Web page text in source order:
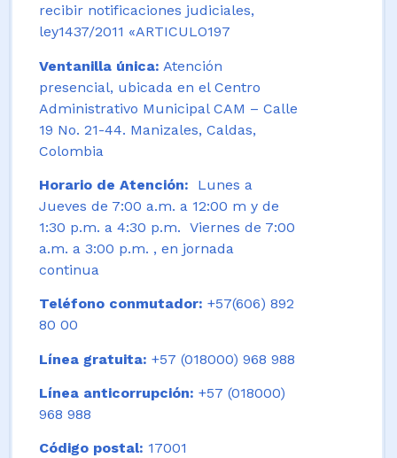
recibir notificaciones judiciales,
ley1437/2011 «ARTICULO197
Ventanilla única: Atención
presencial, ubicada en el Centro
Administrativo Municipal CAM – Calle
19 No. 21-44. Manizales, Caldas,
Colombia
Horario de Atención:
Lunes a
Jueves de 7:00 a.m. a 12:00 m y de
1:30 p.m. a 4:30 p.m. Viernes de 7:00
a.m. a 3:00 p.m. , en jornada
continua
Teléfono conmutador: +57(606) 892
80 00
Línea gratuita: +57 (018000) 968 988
Línea anticorrupción: +57 (018000)
968 988
Código postal: 17001